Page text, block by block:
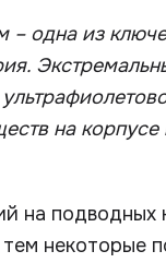
– одна из
на
на подводных
некоторые